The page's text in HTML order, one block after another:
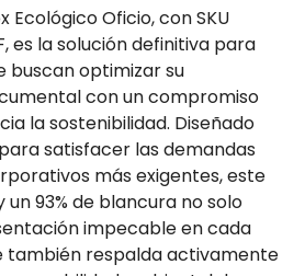
Ecológico Oficio, con SKU
es la solución definitiva para
buscan optimizar su
con un compromiso
la sostenibilidad. Diseñado
satisfacer las demandas
más exigentes, este
93% de blancura no solo
impecable en cada
también respalda activamente